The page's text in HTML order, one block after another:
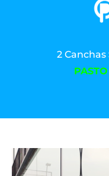
2 Canchas